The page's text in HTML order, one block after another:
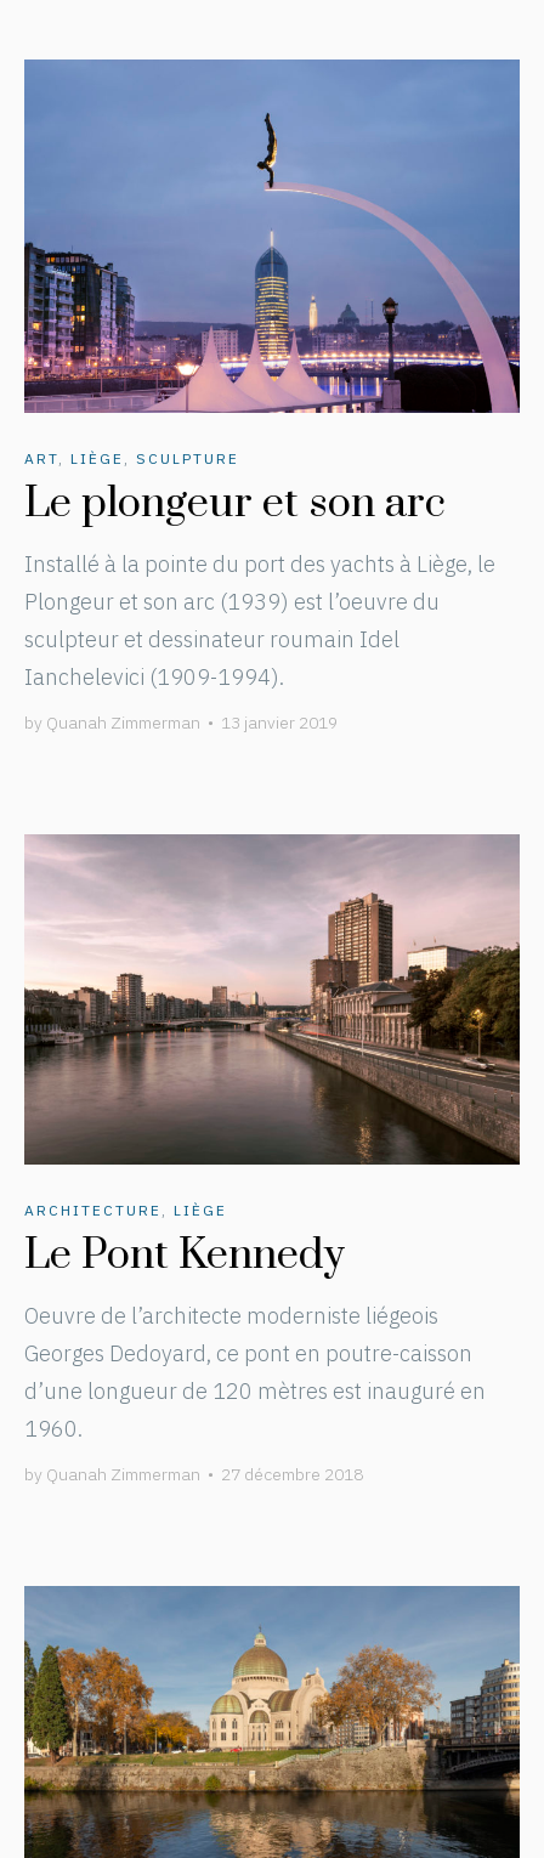
ART, LIÈGE , SCULPTURE
Le plongeur et son arc
Installé à la pointe du port des yachts à Liège, le
Plongeur et son arc (1939) est l’oeuvre du
sculpteur et dessinateur roumain Idel
Ianchelevici (1909-1994).
by Quanah Zimmerman • 13 janvier 2019
ARCHITECTURE , LIÈGE
Le Pont Kennedy
Oeuvre de l’architecte moderniste liégeois
Georges Dedoyard, ce pont en poutre-caisson
d’une longueur de 120 mètres est inauguré en
1960.
by Quanah Zimmerman • 27 décembre 2018